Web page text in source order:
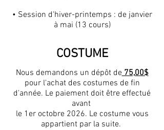
• Session d'hiver-printemps : de janvier
à mai (13 cours)
COSTUME
Nous demandons un dépôt de75,00$
pour l'achat des costumes de fin
d'année. Le paiement doit être effectué
avant
le 1er octobre 2026. Le costume vous
appartient par la suite.